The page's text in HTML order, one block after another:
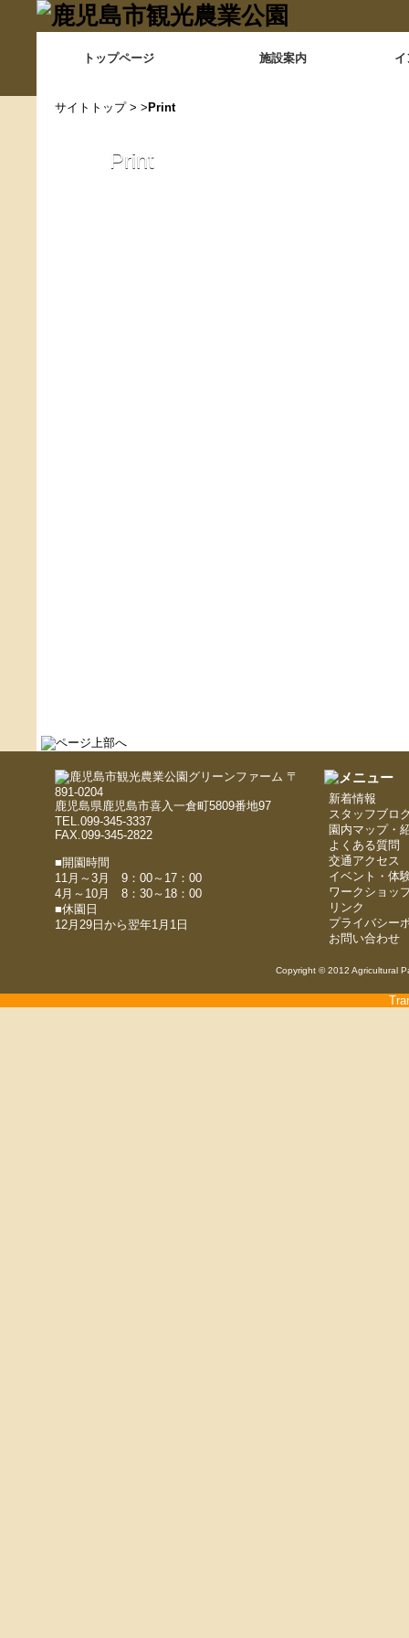
トップページ 施設案内
サイトトップ> > Print
Print
〒
891-0204
鹿児島県鹿児島市喜入一倉町5809番地97
TEL.099-345-3337
FAX.099-345-2822
■開園時間
11月～3月 9：00～17：00
4月～10月 8：30～18：00
■休園日
12月29日から翌年1月1日
新着情報
スタッフブロ
園内マップ・
よくある質問
交通アクセス
イベント・体
ワークショッ
リンク
プライバシー
お問い合わせ
Copyright © 2012 Agricultural